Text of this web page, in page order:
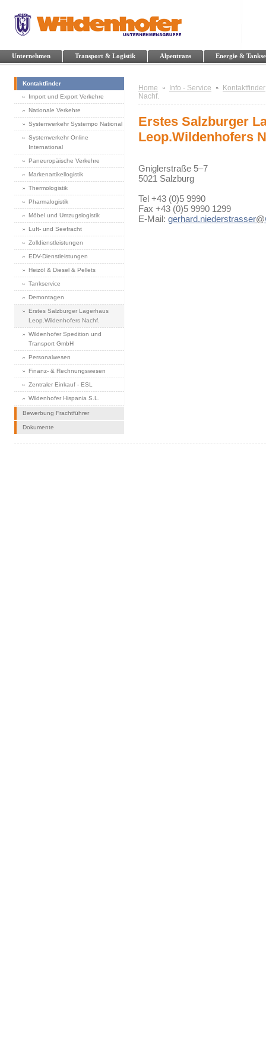
Unternehmen Transport & Logistik Alpentrans Energie &
Kontaktfinder
Import und Export Verkehre
Nationale Verkehre
Systemverkehr Systempo National
Systemverkehr Online
International
Paneuropäische Verkehre
Markenartikellogistik
Thermologistik
Pharmalogistik
Möbel und Umzugslogistik
Luft- und Seefracht
Zolldienstleistungen
EDV-Dienstleistungen
Heizöl & Diesel & Pellets
Tankservice
Demontagen
Erstes Salzburger Lagerhaus
Leop.Wildenhofers Nachf.
Wildenhofer Spedition und
Transport GmbH
Personalwesen
Finanz- & Rechnungswesen
Zentraler Einkauf - ESL
Wildenhofer Hispania S.L.
Bewerbung Frachtführer
Dokumente
Home Info - Service
Kontaktfinder
Nachf.
Erstes Salzburger
Leop.Wildenhofers
Gniglerstraße 5–7
5021 Salzburg
Tel +43 (0)5 9990
Fax +43 (0)5 9990 1299
E-Mail: gerhard.niederstrasser@